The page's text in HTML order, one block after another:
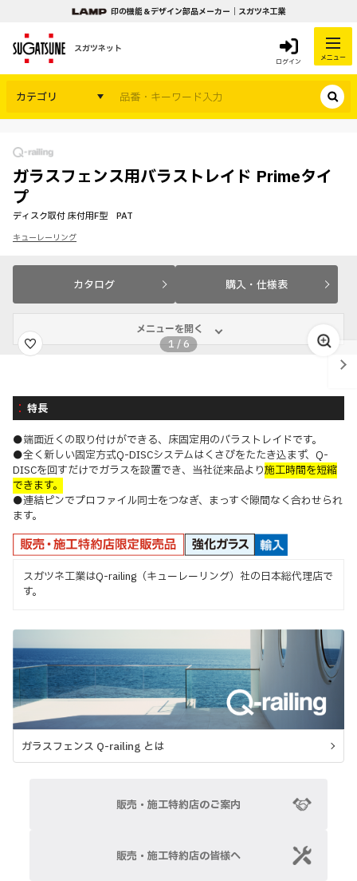
印の機能＆デザイン部品メーカー｜スガツネ工業
スガツネット
ログイン メニュー
カテゴリ
ガラスフェンス用バラストレイド Primeタイ
プ
ディスク取付 床付用F型 PAT
キューレーリング
カタログ 購入・仕様表
メニューを開く
1 / 6
特長
●端面近くの取り付けができる、床固定用のバラストレイドです。
●全く新しい固定方式Q-DISCシステムはくさびをたたき込まず、Q-
DISCを回すだけでガラスを設置でき、当社従来品より施工時間を短縮
できます。
●連結ピンでプロファイル同士をつなぎ、まっすぐ隙間なく合わせられ
ます。
スガツネ工業はQ-railing（キューレーリング）社の日本総代理店で
す。
ガラスフェンス Q-railing とは
販売・施工特約店のご案内
販売・施工特約店の皆様へ